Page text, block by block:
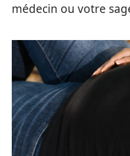
médecin ou votre